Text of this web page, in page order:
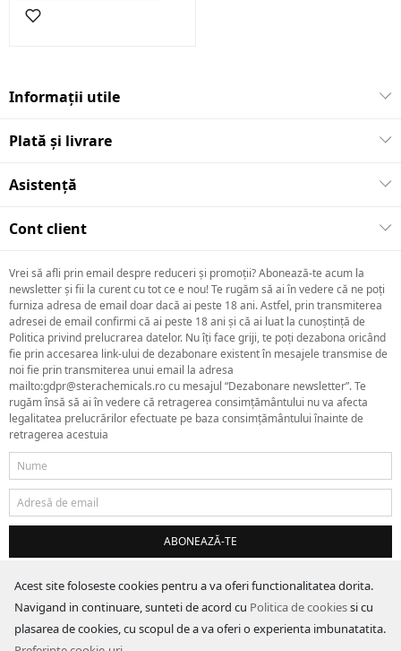
Acest site foloseste cookies pentru a va oferi functionalitatea dorita.
Navigand in continuare, sunteti de acord cu Politica de cookiessi cu
plasarea de cookies, cu scopul de a va oferi o experienta imbunatatita.
Informații utile
Plată și livrare
Asistență
Cont client
Vrei să afli prin email despre reduceri și promoții? Abonează-te acum la
newsletter și fii la curent cu tot ce e nou! Te rugăm să ai în vedere că ne poți
furniza adresa de email doar dacă ai peste 18 ani. Astfel, prin transmiterea
adresei de email confirmi că ai peste 18 ani și că ai luat la cunoștință de
Politica privind prelucrarea datelor. Nu îți face griji, te poți dezabona oricând
fie prin accesarea link-ului de dezabonare existent în mesajele transmise de
noi fie prin transmiterea unui email la adresa
mailto:gdpr@sterachemicals.ro cu mesajul “Dezabonare newsletter”. Te
rugăm însă să ai în vedere că retragerea consimțământului nu va afecta
legalitatea prelucrărilor efectuate pe baza consimțământului înainte de
retragerea acestuia
ABONEAZĂ-TE